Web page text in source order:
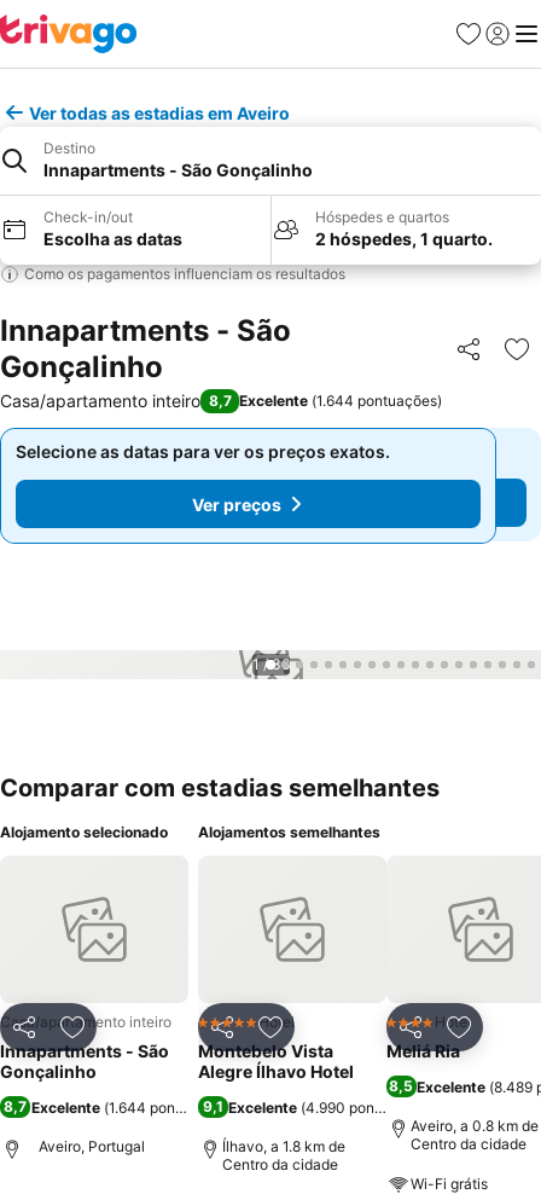
Favoritos
Iniciar
Ver todas as estadias em Aveiro
Destino
Innapartments - São Gonçalinho
Check-in/out
Escolha as datas
Hóspedes e quartos
2 hóspedes, 1 quarto.
Como os pagamentos influenciam os resultados
Innapartments - São
Gonçalinho
Partilhar
Casa/apartamento inteiro 8,7 Excelente (1.644 pontuações)
Selecione as datas para ver os preços exatos.
Ver preços
Selecione as datas para ver os preços exatos.
Ver preços
1 / 36
Comparar com estadias semelhantes
Alojamento selecionado
PartilharAdicionar aos favoritos
Casa/apartamento inteiro
Innapartments - São
Gonçalinho
8,7 Excelente (1.644 pontuações)
Aveiro, Portugal
Alojamentos semelhantes
PartilharAdicionar aos favoritos
5 EstrelasHotel
Montebelo Vista
Alegre Ílhavo Hotel
9,1 Excelente (4.990 pontuações
Ílhavo, a 1.8 km de
Centro da cidade
Partilhar
4 EstrelasHotel
Meliá Ria
8,5 Excelente (8.489
Aveiro, a 0.8 km de
Centro da cidade
Wi-Fi grátis